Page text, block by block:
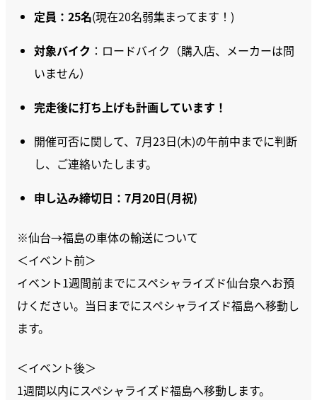
定員：25名(現在20名弱集まってます！)
対象バイク ：ロードバイク（購入店、メーカーは問
いません）
完走後に打ち上げも計画しています！
開催可否に関して、7月23日(木)の午前中までに判断
し、ご連絡いたします。
申し込み締切日：7月20日(月祝)
※仙台→福島の車体の輸送について
＜イベント前＞
イベント1週間前までにスペシャライズド仙台泉へお預
けください。当日までにスペシャライズド福島へ移動し
ます。
＜イベント後＞
1週間以内にスペシャライズド福島へ移動します。